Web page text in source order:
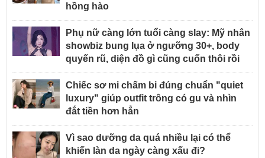
hồng hào
Phụ nữ càng lớn tuổi càng slay: Mỹ nhân
showbiz bung lụa ở ngưỡng 30+, body
quyến rũ, diện đồ gì cũng cuốn thôi rồi
Chiếc sơ mi chấm bi đúng chuẩn "quiet
luxury" giúp outfit trông có gu và nhìn
đắt tiền hơn hẳn
Vì sao dưỡng da quá nhiều lại có thể
khiến làn da ngày càng xấu đi?